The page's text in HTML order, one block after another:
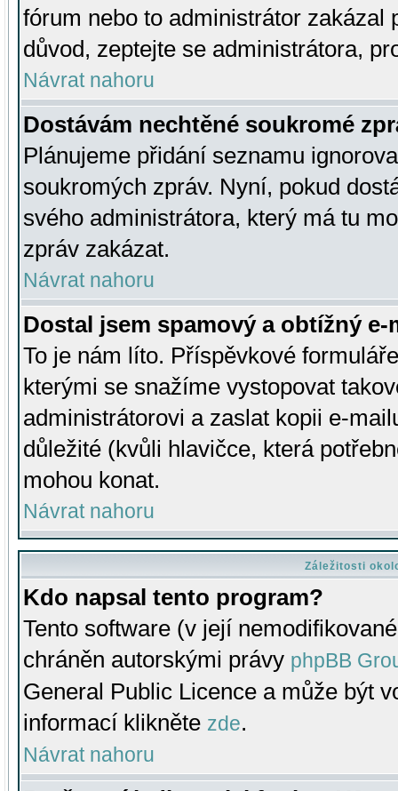
fórum nebo to administrátor zakázal
důvod, zeptejte se administrátora,
Návrat nahoru
Dostávám nechtěné soukromé
Plánujeme přidání seznamu
soukromých zpráv. Nyní, pokud
svého administrátora, který má tu
zpráv zakázat.
Návrat nahoru
Dostal jsem spamový a obtížný
To je nám líto. Příspěvkové
kterými se snažíme vystopovat
administrátorovi a zaslat kopii e-
důležité (kvůli hlavičce, která
mohou konat.
Návrat nahoru
Záležitosti
Kdo napsal tento program?
Tento software (v její
chráněn autorskými právy phpBB
General Public Licence a může být
informací klikněte zde.
Návrat nahoru